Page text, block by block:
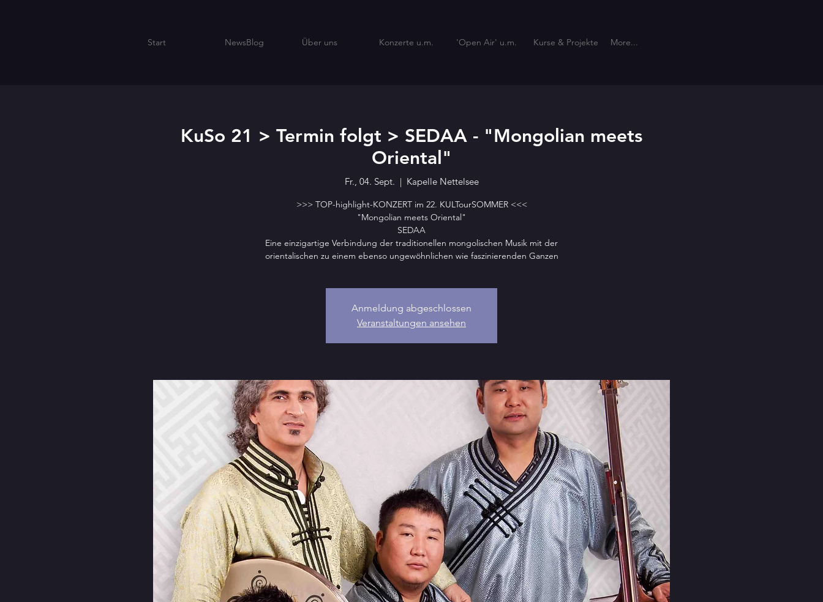
Start NewsBlog Über uns Konzerte u.m. 'Open Air' u.m. Kurse & Projekte More...
KuSo 21 > Termin folgt > SEDAA - "Mongolian meets
Oriental"
Fr., 04. Sept.
  |
Kapelle Nettelsee
>>> TOP-highlight-KONZERT im 22. KULTourSOMMER <<<
"Mongolian meets Oriental"
SEDAA
Eine einzigartige Verbindung der traditionellen mongolischen Musik mit der
Anmeldung abgeschlossen
Veranstaltungen ansehen